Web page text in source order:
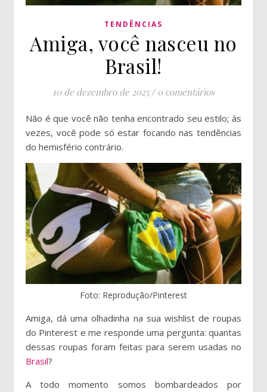
TENDÊNCIAS
Amiga, você nasceu no
Brasil!
10 de dezembro de 2025 / 0 comentários
Não é que você não tenha encontrado seu estilo; às
vezes, você pode só estar focando nas tendências
do hemisfério contrário.
Foto: Reprodução/Pinterest
Amiga, dá uma olhadinha na sua wishlist de roupas
do Pinterest e me responde uma pergunta: quantas
dessas roupas foram feitas para serem usadas no
Brasil?
A todo momento somos bombardeados por